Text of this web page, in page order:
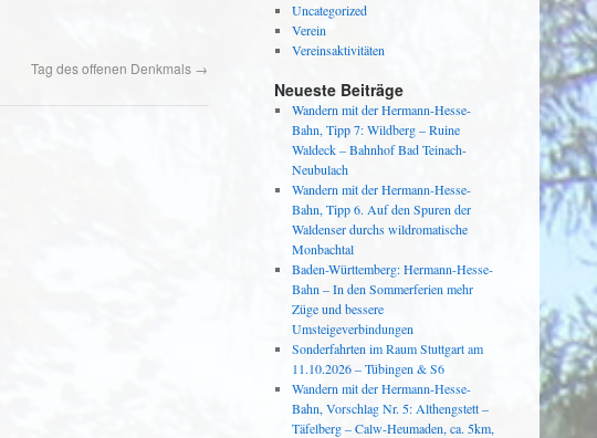
Tag des offenen Denkmals →
Uncategorized
Verein
Vereinsaktivitäten
Neueste Beiträge
Wandern mit der Hermann-Hesse-
Bahn, Tipp 7: Wildberg – Ruine
Waldeck – Bahnhof Bad Teinach-
Neubulach
Wandern mit der Hermann-Hesse-
Bahn, Tipp 6. Auf den Spuren der
Waldenser durchs wildromatische
Monbachtal
Baden-Württemberg: Hermann-Hesse-
Bahn – In den Sommerferien mehr
Züge und bessere
Umsteigeverbindungen
Sonderfahrten im Raum Stuttgart am
11.10.2026 – Tübingen & S6
Wandern mit der Hermann-Hesse-
Bahn, Vorschlag Nr. 5: Althengstett –
Täfelberg – Calw-Heumaden, ca. 5km,